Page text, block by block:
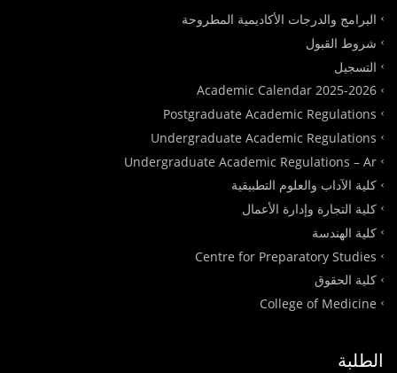
البرامج والدرجات الأكاديمية المطروحة
شروط القبول
التسجيل
Academic Calendar 2025-2026
Postgraduate Academic Regulations
Undergraduate Academic Regulations
Undergraduate Academic Regulations – Ar
كلية الآداب والعلوم التطبيقية
كلية التجارة وإدارة الأعمال
كلية الهندسة
Centre for Preparatory Studies
كلية الحقوق
College of Medicine
الطلبة